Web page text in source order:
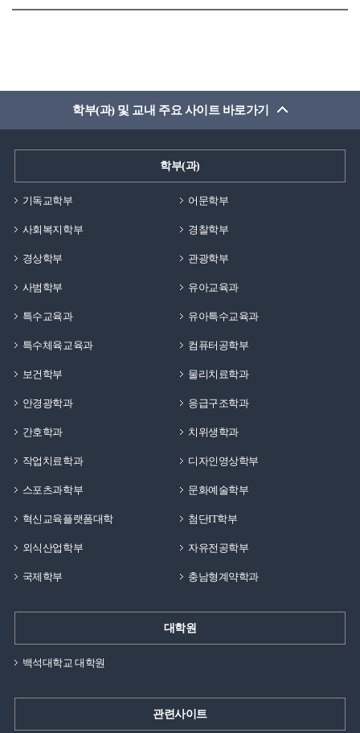
학부(과) 및 교내 주요 사이트 바로가기
학부(과)
기독교학부 어문학부
사회복지학부 경찰학부
경상학부 관광학부
사범학부 유아교육과
특수교육과 유아특수교육과
특수체육교육과 컴퓨터공학부
보건학부 물리치료학과
안경광학과 응급구조학과
간호학과 치위생학과
작업치료학과 디자인영상학부
스포츠과학부 문화예술학부
혁신교육플랫폼대학 첨단IT학부
외식산업학부 자유전공학부
국제학부 충남형계약학과
대학원
백석대학교 대학원
관련사이트